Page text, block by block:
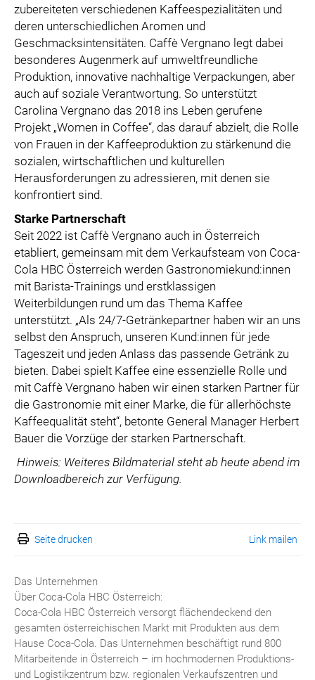
zubereiteten verschiedenen Kaffeespezialitäten und
deren unterschiedlichen Aromen und
Geschmacksintensitäten. Caffè Vergnano legt dabei
besonderes Augenmerk auf umweltfreundliche
Produktion, innovative nachhaltige Verpackungen, aber
auch auf soziale Verantwortung. So unterstützt
Carolina Vergnano das 2018 ins Leben gerufene
Projekt „Women in Coffee“, das darauf abzielt, die Rolle
von Frauen in der Kaffeeproduktion zu stärkenund die
sozialen, wirtschaftlichen und kulturellen
Herausforderungen zu adressieren, mit denen sie
konfrontiert sind.
Starke Partnerschaft
Seit 2022 ist Caffè Vergnano auch in Österreich
etabliert, gemeinsam mit dem Verkaufsteam von Coca-
Cola HBC Österreich werden Gastronomiekund:innen
mit Barista-Trainings und erstklassigen
Weiterbildungen rund um das Thema Kaffee
unterstützt. „Als 24/7-Getränkepartner haben wir an uns
selbst den Anspruch, unseren Kund:innen für jede
Tageszeit und jeden Anlass das passende Getränk zu
bieten. Dabei spielt Kaffee eine essenzielle Rolle und
mit Caffè Vergnano haben wir einen starken Partner für
die Gastronomie mit einer Marke, die für allerhöchste
Kaffeequalität steht“, betonte General Manager Herbert
Bauer die Vorzüge der starken Partnerschaft.
Hinweis: Weiteres Bildmaterial steht ab heute abend im
Downloadbereich zur Verfügung.
Seite drucken Link mailen
Das Unternehmen
Über Coca-Cola HBC Österreich:
Coca-Cola HBC Österreich versorgt flächendeckend den
gesamten österreichischen Markt mit Produkten aus dem
Hause Coca-Cola. Das Unternehmen beschäftigt rund 800
Mitarbeitende in Österreich – im hochmodernen Produktions-
und Logistikzentrum bzw. regionalen Verkaufszentren und